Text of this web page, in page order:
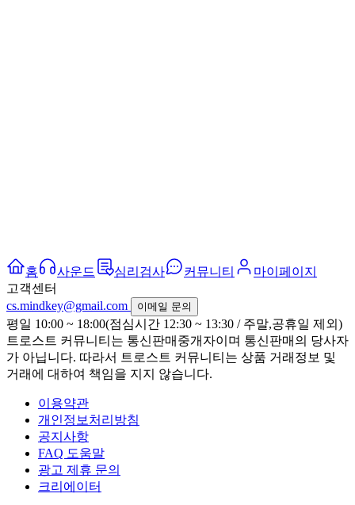
홈 사운드 심리검사 커뮤니티
마이페이지
고객센터
cs.mindkey@gmail.com
이메일 문의
평일 10:00 ~ 18:00(점심시간 12:30 ~ 13:30 / 주말,공휴일 제외)
트로스트 커뮤니티는 통신판매중개자이며 통신판매의 당사자
가 아닙니다. 따라서 트로스트 커뮤니티는 상품 거래정보 및
거래에 대하여 책임을 지지 않습니다.
이용약관
개인정보처리방침
공지사항
FAQ 도움말
광고 제휴 문의
크리에이터